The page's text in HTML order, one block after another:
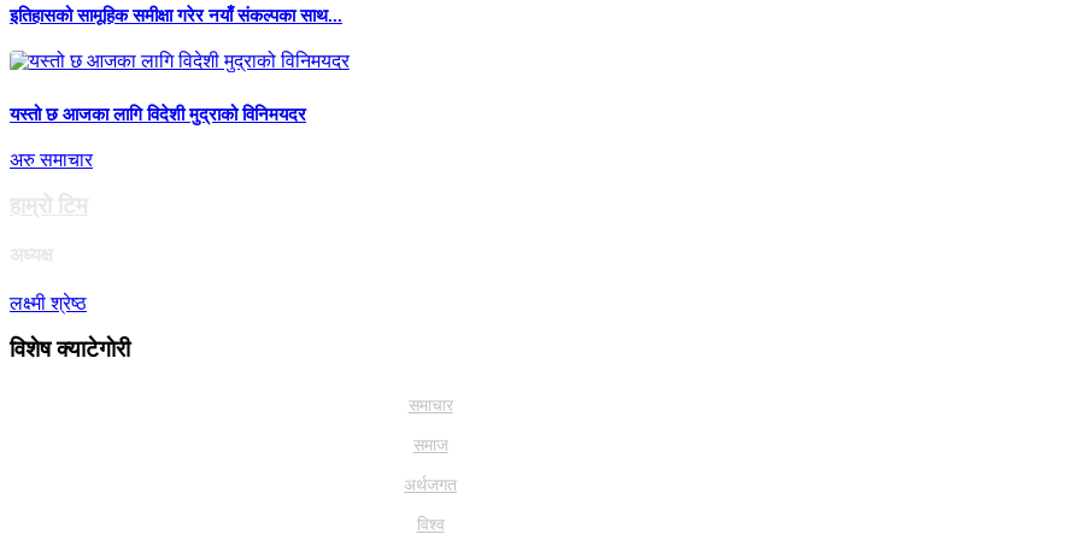
इतिहासको सामूहिक समीक्षा गरेर नयाँ संकल्पका साथ...
यस्तो छ आजका लागि विदेशी मुद्राको विनिमयदर
अरु समाचार
हाम्राे टिम
अध्यक्ष
लक्ष्मी श्रेष्ठ
विशेष क्याटेगाेरी
समाचार
समाज
अर्थजगत
विश्व